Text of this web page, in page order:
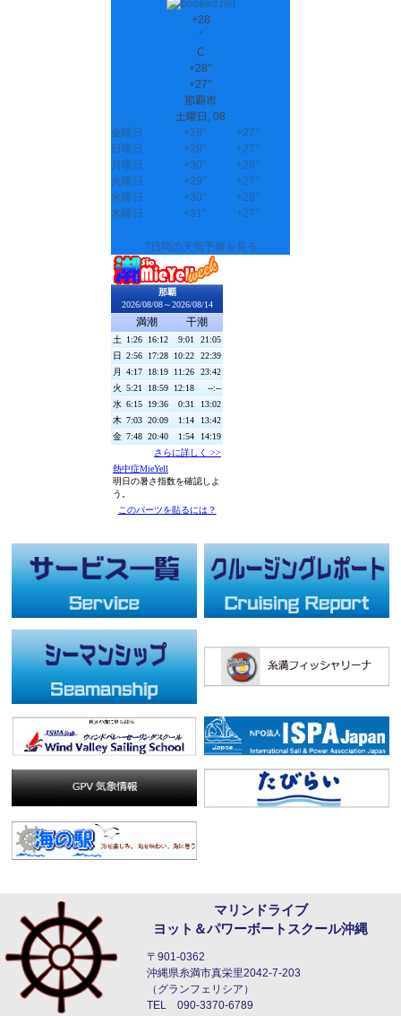
+28
°
C
+28°
+27°
那覇市
土曜日, 08
金曜日
+28° +27°
日曜日
+28° +27°
月曜日
+30° +28°
火曜日
+29° +27°
水曜日
+30° +28°
木曜日
+31° +27°
7日間の天気予報を見る
マリンドライブ
ヨット＆パワーボートスクール沖縄
〒901-0362
沖縄県糸満市真栄里2042-7-203
（グランフェリシア）
TEL 090-3370-6789